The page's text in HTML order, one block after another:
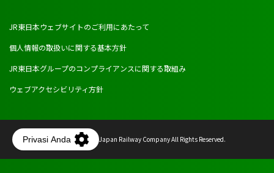
JR東日本ウェブサイトのご利用にあたって
個人情報の取扱いに関する基本方針
JR東日本グループのコンプライアンスに関する取組み
ウェブアクセシビリティ方針
Copyright © East Japan Railway Company All Rights Reserved.